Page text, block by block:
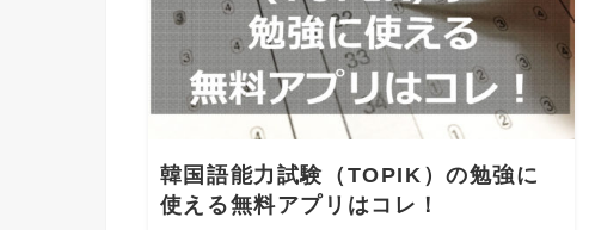
韓国語能力試験（TOPIK）の勉強に
使える無料アプリはコレ！